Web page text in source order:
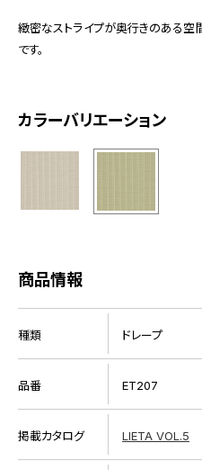
緻密なストライプが奥行きのある空
です。
カラーバリエーション
商品情報
種類 ドレープ
品番 ET207
掲載カタログ LIETA VOL.5